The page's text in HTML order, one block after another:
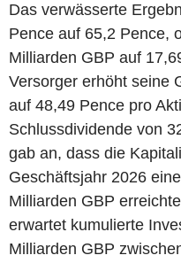
Das verwässerte
Pence auf 65,2 Pence,
Milliarden GBP auf
Versorger erhöht seine
auf 48,49 Pence pro
Schlussdividende von
gab an, dass die
Geschäftsjahr 2026
Milliarden GBP
erwartet kumulierte
Milliarden GBP